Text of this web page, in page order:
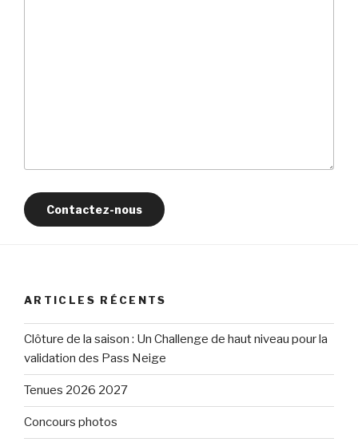
Contactez-nous
ARTICLES RÉCENTS
Clôture de la saison : Un Challenge de haut niveau pour la
validation des Pass Neige
Tenues 2026 2027
Concours photos